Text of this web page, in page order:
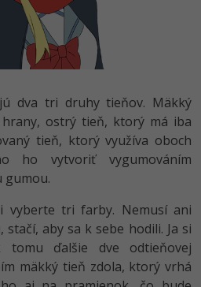
dva tri druhy tieňov. Mäkký
ostrý tieň, ktorý má iba
tieň, ktorý využíva oboch
ho vytvoriť vygumováním
gumou.
vyberte tri farby. Nemusí ani
aby sa k sebe hodili. Ja si
ďalšie dve odtieňovej
mäkký tieň zdola, ktorý vrhá